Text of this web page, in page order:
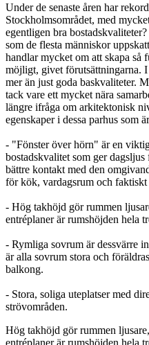
Under de senaste åren har
Stockholmsområdet, med
egentligen bra
som de flesta människor
handlar mycket om att skapa så
möjligt, givet förutsättningarna.
mer än just goda baskvaliteter.
tack vare ett mycket nära
längre ifråga om arkitektonisk
egenskaper i dessa parhus som
- "Fönster över hörn" är en
bostadskvalitet som ger
bättre kontakt med den
för kök, vardagsrum och
- Hög takhöjd gör rummen
entréplaner är rumshöjden hela
- Rymliga sovrum är dessvärre
är alla sovrum stora och
balkong.
- Stora, soliga uteplatser med
strövområden.
Hög takhöjd gör rummen
entréplaner är rumshöjden hela